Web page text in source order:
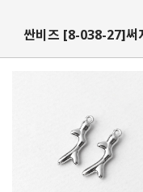
싼비즈 [8-038-27]써